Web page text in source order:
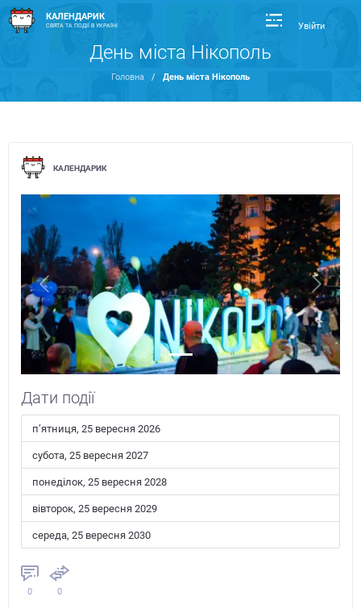
КАЛЕНДАРИК
СВЯТА ТА ПОДІЇ В УКРАЇНІ Увійти
День міста Нікополь
Головна / День міста Нікополь
КАЛЕНДАРИК
Previous Next
Дати події
пʼятниця, 25 вересня 2026
субота, 25 вересня 2027
понеділок, 25 вересня 2028
вівторок, 25 вересня 2029
середа, 25 вересня 2030
0 0